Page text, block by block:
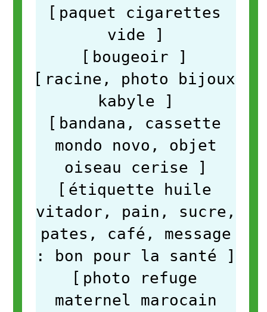
[ paquet cigarettes
vide
]
[ bougeoir ]
[ racine, photo bijoux
kabyle
]
[ bandana, cassette
mondo novo, objet
oiseau cerise
]
[ étiquette huile
vitador, pain, sucre,
pates, café, message
: bon pour la santé
]
[ photo refuge
maternel marocain